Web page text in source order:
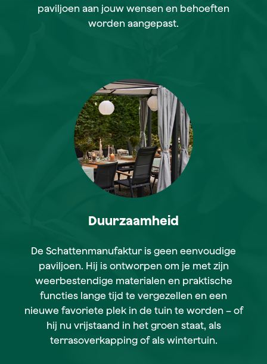
paviljoen aan jouw wensen en behoeften
worden aangepast.
Duurzaamheid
De Schattenmanufaktur is geen eenvoudige
paviljoen. Hij is ontworpen om je met zijn
weerbestendige materialen en praktische
functies lange tijd te vergezellen en een
nieuwe favoriete plek in de tuin te worden – of
hij nu vrijstaand in het groen staat, als
terrasoverkapping of als wintertuin.